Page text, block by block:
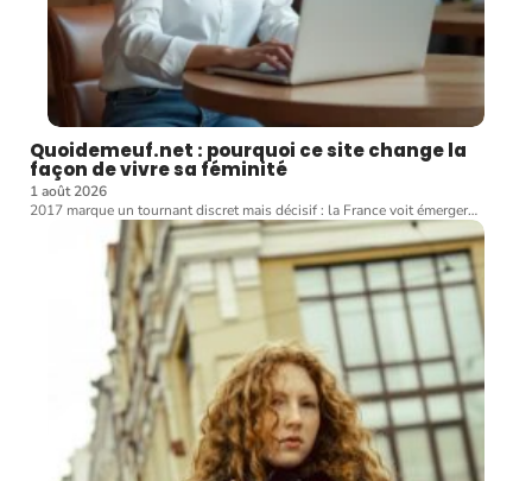
Quoidemeuf.net : pourquoi ce site change la
façon de vivre sa féminité
1 août 2026
2017 marque un tournant discret mais décisif : la France voit émerger…